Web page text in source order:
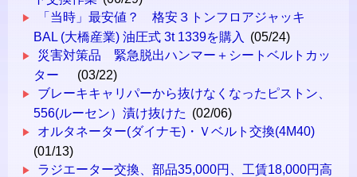
「当時」最安値？ 格安３トンフロアジャッキ
BAL (大橋産業) 油圧式 3t 1339を購入
(05/24)
災害対策品 緊急脱出ハンマー＋シートベルトカッ
ター
(03/22)
ブレーキキャリパーから抜けなくなったピストン、
556(ルーセン）漬け抜けた (02/06)
オルタネーター(ダイナモ)・Ｖベルト交換(4M40)
(01/13)
ラジエーター交換、部品35,000円、工賃18,000円高